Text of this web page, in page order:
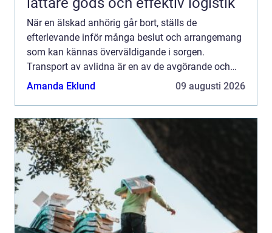
När en älskad anhörig går bort, ställs de
efterlevande inför många beslut och arrangemang
som kan kännas överväldigande i sorgen.
Transport av avlidna är en av de avgörande och
känsli...
Amanda Eklund 09 augusti 2026